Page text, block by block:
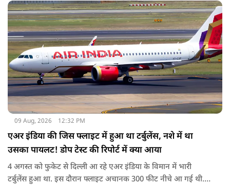
09 Aug, 2026 12:32 PM
एअर इंडिया की जिस फ्लाइट में हुआ था टर्बुलेंस, नशे में था
उसका पायलट! डोप टेस्ट की रिपोर्ट में क्या आया
4 अगस्त को फुकेट से दिल्ली आ रहे एअर इंडिया के विमान में भारी
टर्बुलेंस हुआ था. इस दौरान फ्लाइट अचानक 300 फीट नीचे आ गई थी.